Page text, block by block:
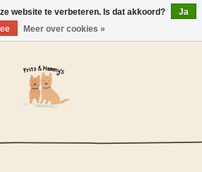
0 Artikelen - €0,00
website te verbeteren. Is dat akkoord?
Ja
Meer over cookies »